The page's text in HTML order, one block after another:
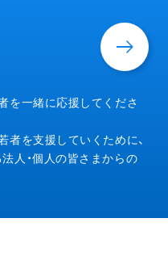
を一緒に応援してくださ
者を支援していくために、
人・個人の皆さまからの